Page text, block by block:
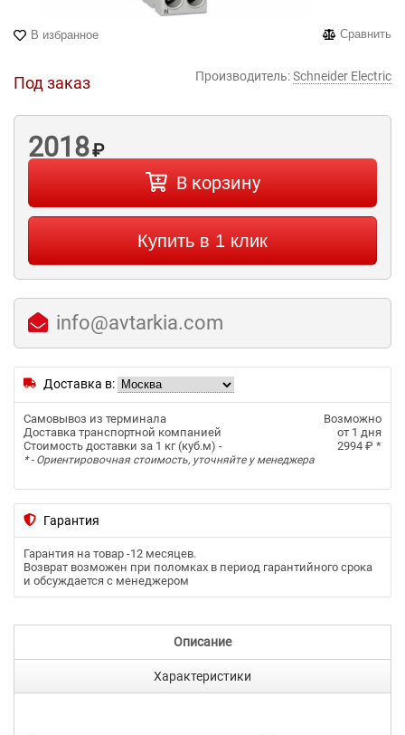
В избранное Сравнить
Под заказ Производитель:Schneider Electric
2018₽
В корзину
Купить в 1 клик
info@avtarkia.com
Доставка в:
Самовывоз из терминала
Возможно
Доставка транспортной компанией
от 1 дня
Стоимость доставки за 1 кг (куб.м) -
2994 ₽ *
* - Ориентировочная стоимость, уточняйте у менеджера
Гарантия
Гарантия на товар -12 месяцев.
Возврат возможен при поломках в период гарантийного срока
и обсуждается с менеджером
Описание
Характеристики